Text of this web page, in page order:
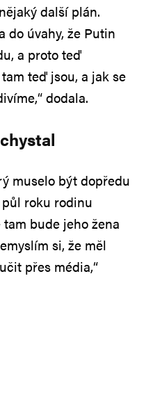
další plán.
do úvahy, že Putin
a proto teď
teď jsou, a jak se
dodala.
muselo být dopředu
roku rodinu
bude jeho žena
si, že měl
přes média,“